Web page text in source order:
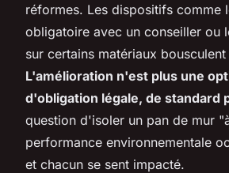
réformes. Les dispositifs comme
obligatoire avec un conseiller ou
sur certains matériaux
L'amélioration n'est plus une
d'obligation légale, de standard
question d'isoler un pan de mur
performance environnementale
et chacun se sent impacté.